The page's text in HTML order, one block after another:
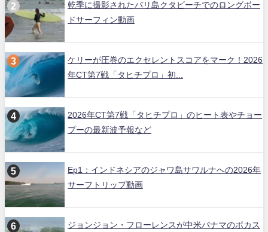
乾季に撮影されたバリ島クタビーチでのロングボー
ドサーフィン動画
ケリーが圧巻のエクセレントスコアをマーク！2026
年CT第7戦「タヒチプロ」初...
2026年CT第7戦「タヒチプロ」のヒート表やチョー
プーの最新波予報など
Ep1：インドネシアのジャワ島サワルナへの2026年
サーフトリップ動画
ジョンジョン・フローレンスが中米パナマのボカス